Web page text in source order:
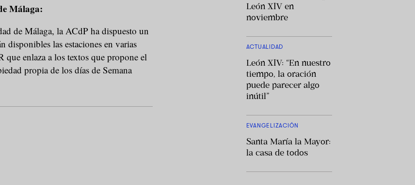
Málaga:
de Málaga, la ACdP ha dispuesto un
disponibles las estaciones en varias
que enlaza a los textos que propone el
propia de los días de Semana
León XIV en
noviembre
ACTUALIDAD
León XIV: “En nuestro
tiempo, la oración
puede parecer algo
inútil”
EVANGELIZACIÓN
Santa María la Mayor:
la casa de todos